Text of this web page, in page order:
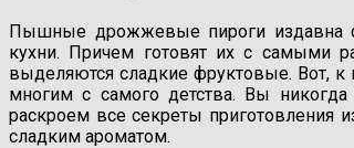
Пышные дрожжевые пироги издавна
кухни. Причем готовят их с самыми
выделяются сладкие фруктовые. Вот, к
многим с самого детства. Вы
раскроем все секреты приготовления
сладким ароматом.